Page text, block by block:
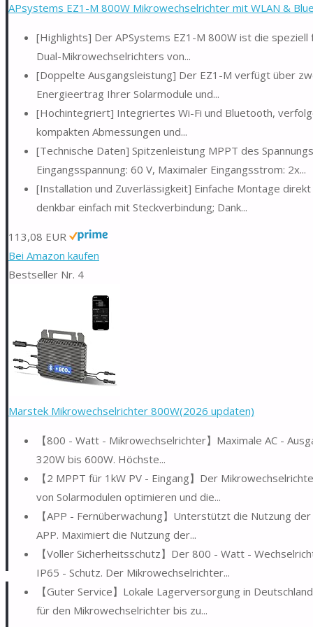
APsystems EZ1-M 800W Mikrowechselrichter mit WLAN &
[Highlights] Der APSystems EZ1-M 800W ist die
Dual-Mikrowechselrichters von...
[Doppelte Ausgangsleistung] Der EZ1-M verfügt über
Energieertrag Ihrer Solarmodule und...
[Hochintegriert] Integriertes Wi-Fi und Bluetooth,
kompakten Abmessungen und...
[Technische Daten] Spitzenleistung MPPT des
Eingangsspannung: 60 V, Maximaler Eingangsstrom: 2x...
[Installation und Zuverlässigkeit] Einfache Montage
denkbar einfach mit Steckverbindung; Dank...
113,08 EUR
Bei Amazon kaufen
Bestseller Nr. 4
Marstek Mikrowechselrichter 800W(2026 updaten)
【800 - Watt - Mikrowechselrichter】Maximale AC -
320W bis 600W. Höchste...
【2 MPPT für 1kW PV - Eingang】Der
von Solarmodulen optimieren und die...
【APP - Fernüberwachung】Unterstützt die Nutzung
APP. Maximiert die Nutzung der...
【Voller Sicherheitsschutz】Der 800 - Watt -
IP65 - Schutz. Der Mikrowechselrichter...
【Guter Service】Lokale Lagerversorgung in
für den Mikrowechselrichter bis zu...